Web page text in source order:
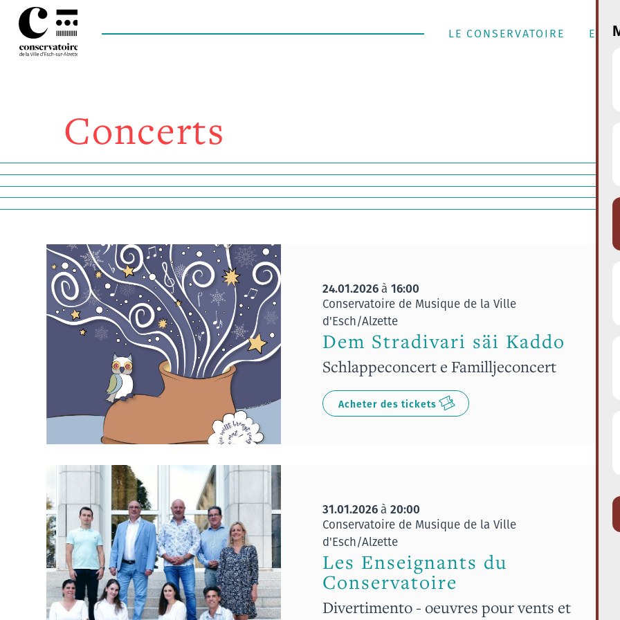
LE CONSERVATOIRE
Concerts
24.01.2026à 16:00
Conservatoire de Musique de la Ville
d'Esch/Alzette
Dem Stradivari säi Kaddo
Schlappeconcert e Familljeconcert
Acheter des tickets
31.01.2026à 20:00
Conservatoire de Musique de la Ville
d'Esch/Alzette
Les Enseignants du
Conservatoire
Divertimento - oeuvres pour vents et